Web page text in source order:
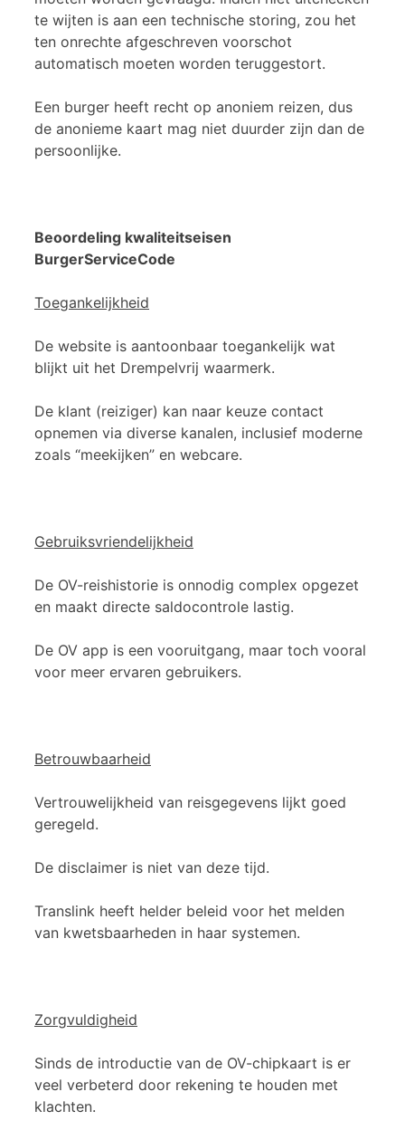
te wijten is aan een technische storing, zou het
ten onrechte afgeschreven voorschot
automatisch moeten worden teruggestort.
Een burger heeft recht op anoniem reizen, dus
de anonieme kaart mag niet duurder zijn dan de
persoonlijke.
Beoordeling kwaliteitseisen
BurgerServiceCode
Toegankelijkheid
De website is aantoonbaar toegankelijk wat
blijkt uit het Drempelvrij waarmerk.
De klant (reiziger) kan naar keuze contact
opnemen via diverse kanalen, inclusief moderne
zoals “meekijken” en webcare.
Gebruiksvriendelijkheid
De OV-reishistorie is onnodig complex opgezet
en maakt directe saldocontrole lastig.
De OV app is een vooruitgang, maar toch vooral
voor meer ervaren gebruikers.
Betrouwbaarheid
Vertrouwelijkheid van reisgegevens lijkt goed
geregeld.
De disclaimer is niet van deze tijd.
Translink heeft helder beleid voor het melden
van kwetsbaarheden in haar systemen.
Zorgvuldigheid
Sinds de introductie van de OV-chipkaart is er
veel verbeterd door rekening te houden met
klachten.